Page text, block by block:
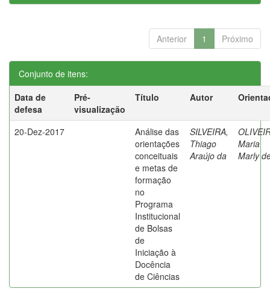
Anterior 1 Próximo
Conjunto de itens:
Data de
defesa
Pré-
visualização
Título Autor
20-Dez-2017
Análise das
orientações
conceituais
e metas de
formação
no
Programa
Institucional
de Bolsas
de
Iniciação à
Docência
de Ciências
SILVEIRA,
Thiago
Araújo da
Maria
Marly